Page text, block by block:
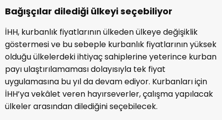
Bağışçılar dilediği ülkeyi seçebiliyor
İHH, kurbanlık fiyatlarının ülkeden ülkeye değişiklik
göstermesi ve bu sebeple kurbanlık fiyatlarının yüksek
olduğu ülkelerdeki ihtiyaç sahiplerine yeterince kurban
payı ulaştırılamaması dolayısıyla tek fiyat
uygulamasına bu yıl da devam ediyor. Kurbanları için
İHH’ya vekâlet veren hayırseverler, çalışma yapılacak
ülkeler arasından dilediğini seçebilecek.